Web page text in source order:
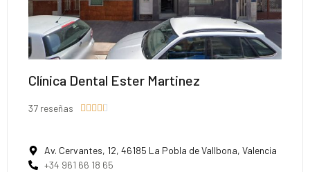
Clínica Dental Ester Martinez
37 reseñas     
Av. Cervantes, 12, 46185 La Pobla de Vallbona, Valencia
+34 961 66 18 65